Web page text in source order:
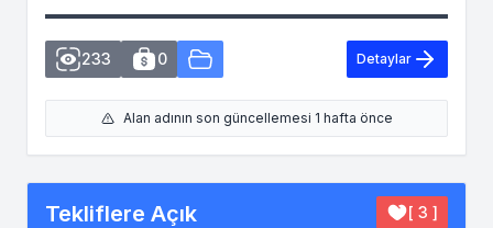
233 0 Detaylar
Alan adının son güncellemesi 1 hafta önce
Tekliflere Açık [ 3 ]